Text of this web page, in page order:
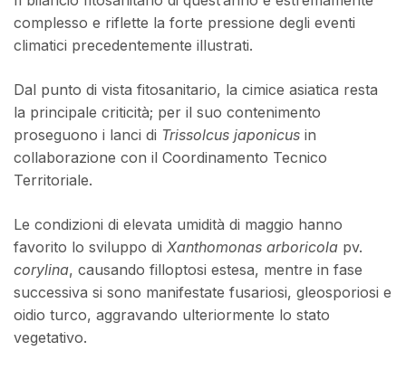
complesso e riflette la forte pressione degli eventi
climatici precedentemente illustrati.
Dal punto di vista fitosanitario, la cimice asiatica resta
la principale criticità; per il suo contenimento
proseguono i lanci di Trissolcus japonicus in
collaborazione con il Coordinamento Tecnico
Territoriale.
Le condizioni di elevata umidità di maggio hanno
favorito lo sviluppo di Xanthomonas arboricola pv.
corylina, causando filloptosi estesa, mentre in fase
successiva si sono manifestate fusariosi, gleosporiosi e
oidio turco, aggravando ulteriormente lo stato
vegetativo.